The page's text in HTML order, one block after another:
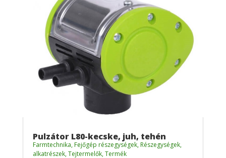
Pulzátor L80-kecske, juh, tehén
Farmtechnika, Fejőgép részegységek, Részegységek,
alkatrészek,Tejtermelők,Termék